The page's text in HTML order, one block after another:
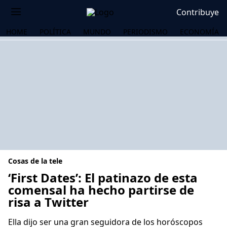
Contribuye
HOME POLÍTICA MUNDO PERIODISMO ECONOMÍA
Cosas de la tele
‘First Dates’: El patinazo de esta
comensal ha hecho partirse de
risa a Twitter
Ella dijo ser una gran seguidora de los horóscopos